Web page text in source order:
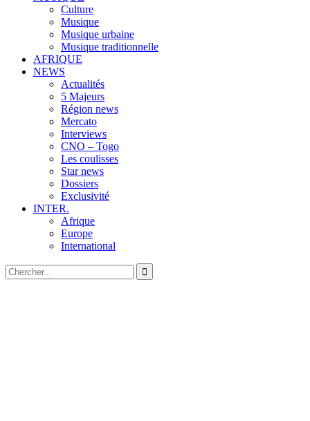
Culture
Musique
Musique urbaine
Musique traditionnelle
AFRIQUE
NEWS
Actualités
5 Majeurs
Région news
Mercato
Interviews
CNO – Togo
Les coulisses
Star news
Dossiers
Exclusivité
INTER.
Afrique
Europe
International